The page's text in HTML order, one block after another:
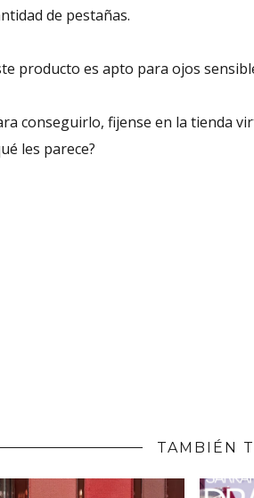
de pestañas.
producto es apto para ojos
conseguirlo, fijense en la tienda
les parece?
TAMBIÉN